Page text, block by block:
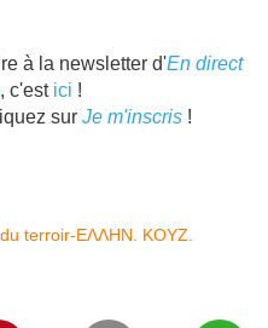
à la newsletter d'En direct
, c'est ici !
sur Je m'inscris!
du terroir-ΕΛΛΗΝ. ΚΟΥΖ.